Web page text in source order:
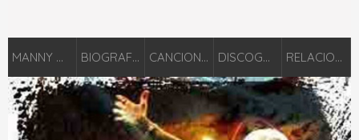
MANNY MONTES BIOGRAFÍA CANCIONES DISCOGRAFÍA RELACIONADOS